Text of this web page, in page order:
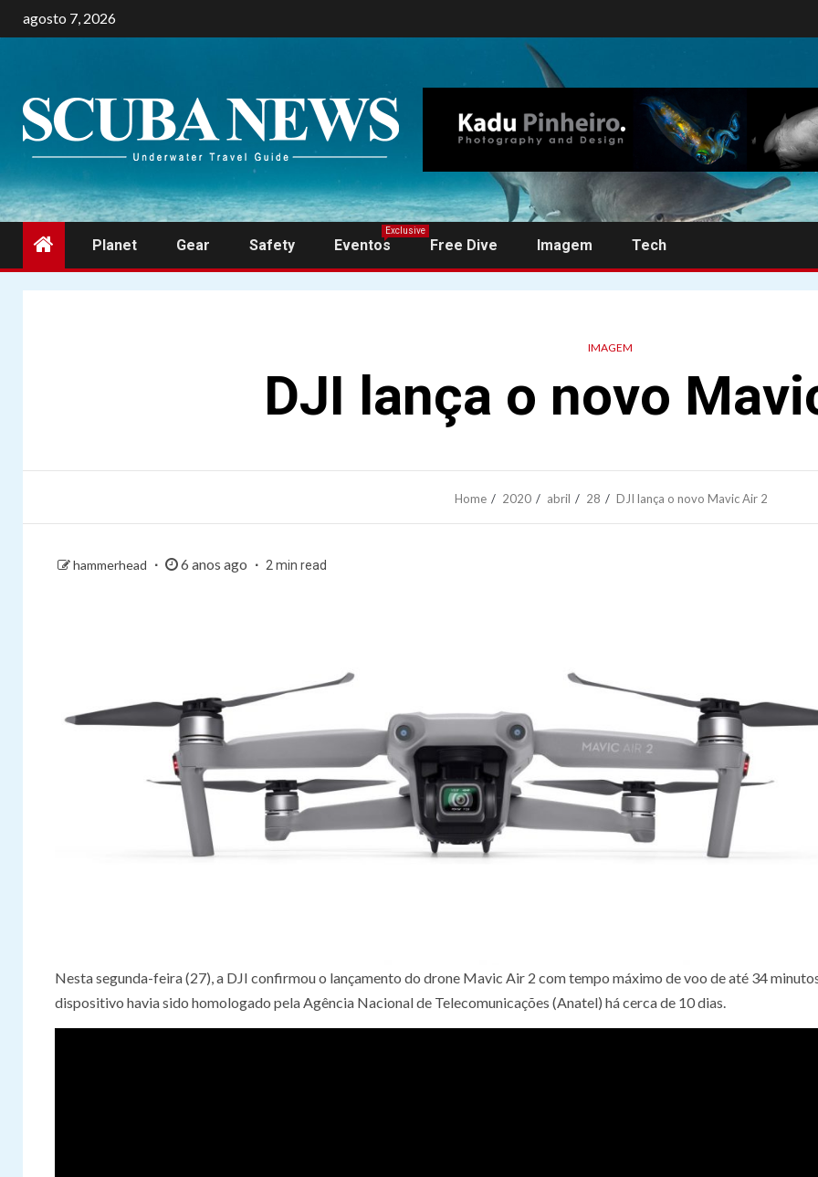
to
agosto 7, 2026
Planet Gear Safety Eventos
Exclusive
Free Dive Imagem Tech
IMAGEM
DJI lança o novo
Home 2020 abril 28 DJI lança o novo Mavic Air 2
hammerhead 6 anos ago 2 min read
Nesta segunda-feira (27), a DJI confirmou o lançamento do drone Mavic Air 2 com tempo máximo de voo de até 34
dispositivo havia sido homologado pela Agência Nacional de Telecomunicações (Anatel) há cerca de 10 dias.